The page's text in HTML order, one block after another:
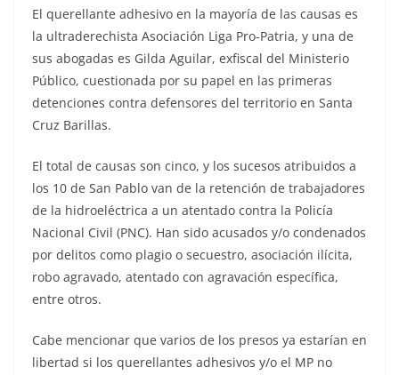
El querellante adhesivo en la mayoría de las causas es
la ultraderechista Asociación Liga Pro-Patria, y una de
sus abogadas es Gilda Aguilar, exfiscal del Ministerio
Público, cuestionada por su papel en las primeras
detenciones contra defensores del territorio en Santa
Cruz Barillas.
El total de causas son cinco, y los sucesos atribuidos a
los 10 de San Pablo van de la retención de trabajadores
de la hidroeléctrica a un atentado contra la Policía
Nacional Civil (PNC). Han sido acusados y/o condenados
por delitos como plagio o secuestro, asociación ilícita,
robo agravado, atentado con agravación específica,
entre otros.
Cabe mencionar que varios de los presos ya estarían en
libertad si los querellantes adhesivos y/o el MP no